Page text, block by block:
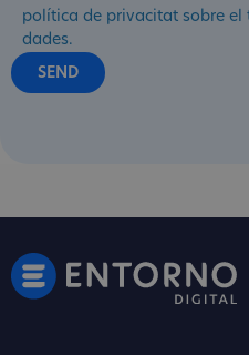
política de privacitat sobre el
dades.